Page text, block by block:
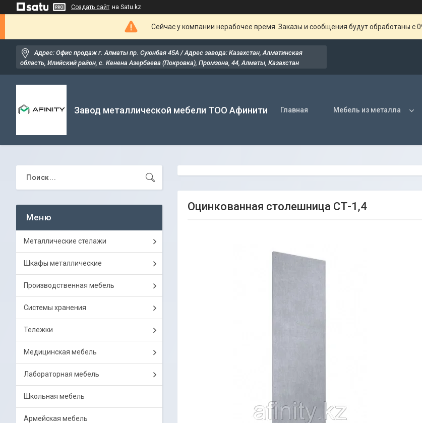
Создать сайт на Satu.kz
Сейчас у компании нерабочее время. Заказы и сообщения будут обработаны с
Адрес: Офис продаж г. Алматы пр. Суюнбая 45А / Адрес завода: Казахстан, Алматинская
область, Илийский район, ​с. Кенена Азербаева (Покровка), Промзона, 44​, Алматы, Казахстан
Завод металлической мебели ТОО Афинити Главная Мебель из металла
Оцинкованная столешница СТ-1,4
Металлические стелажи
Шкафы металлические
Производственная мебель
Системы хранения
Тележки
Медицинская мебель
Лабораторная мебель
Школьная мебель
Армейская мебель